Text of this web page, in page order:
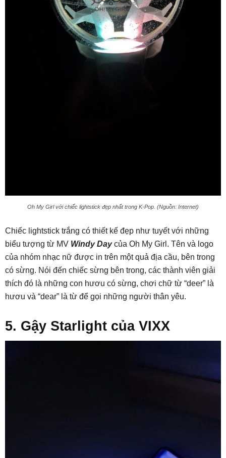
Oh My Girl với chiếc lightstick đẹp nhất trong K-Pop. (Nguồn: Internet)
Chiếc lightstick trắng có thiết kế đẹp như tuyết với những
biểu tượng từ MV Windy Daycủa Oh My Girl. Tên và logo
của nhóm nhạc nữ được in trên một quả địa cầu, bên trong
có sừng. Nói đến chiếc sừng bên trong, các thành viên giải
thích đó là những con hươu có sừng, chơi chữ từ “deer” là
hươu và “dear” là từ để gọi những người thân yêu.
5. Gậy Starlight của VIXX